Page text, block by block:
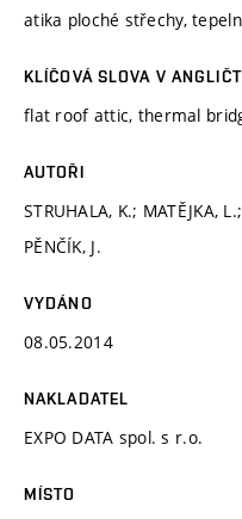
atika ploché střechy,
KLÍČOVÁ SLOVA V
flat roof attic, thermal
AUTOŘI
STRUHALA, K.; MATĚJKA,
PĚNČÍK, J.
VYDÁNO
08.05.2014
NAKLADATEL
EXPO DATA spol. s r.o.
MÍSTO